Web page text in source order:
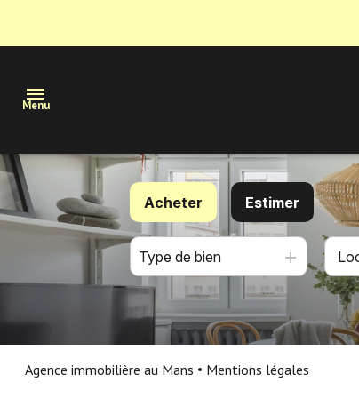
Menu
Maisons
Appartements
professionnel
Estimation
Acheter
De l'ancien
De l'immo pro
Estimer
Type de bien
Agence immobilière au Mans Mentions légales